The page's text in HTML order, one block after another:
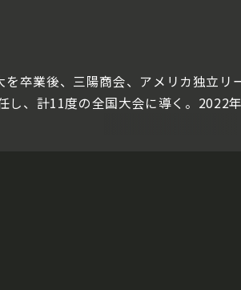
卒業後、三陽商会、アメリカ独立リ
、計11度の全国大会に導く。2022